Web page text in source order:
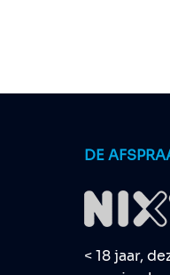
DE
< 18 jaar,